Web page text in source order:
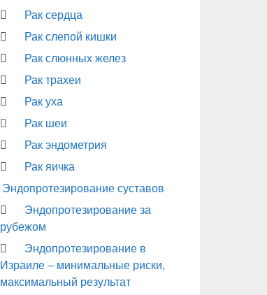
Рак сердца
Рак слепой кишки
Рак слюнных желез
Рак трахеи
Рак уха
Рак шеи
Рак эндометрия
Рак яичка
Эндопротезирование суставов
Эндопротезирование за
рубежом
Эндопротезирование в
Израиле – минимальные риски,
максимальный результат